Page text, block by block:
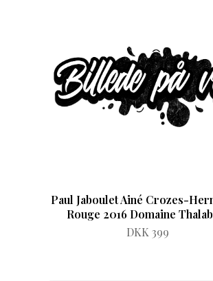
Paul Jaboulet Ainé Crozes-
Rouge 2016 Domaine
DKK 399